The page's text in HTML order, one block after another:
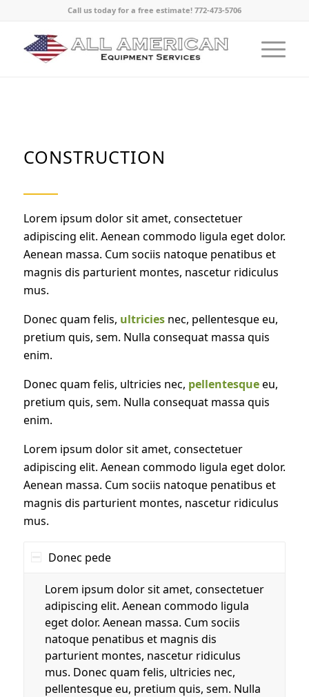
Call us today for a free estimate! 772-473-5706
CONSTRUCTION
Lorem ipsum dolor sit amet, consectetuer
adipiscing elit. Aenean commodo ligula eget dolor.
Aenean massa. Cum sociis natoque penatibus et
magnis dis parturient montes, nascetur ridiculus
mus.
Donec quam felis, ultriciesnec, pellentesque eu,
pretium quis, sem. Nulla consequat massa quis
enim.
Donec quam felis, ultricies nec, pellentesqueeu,
pretium quis, sem. Nulla consequat massa quis
enim.
Lorem ipsum dolor sit amet, consectetuer
adipiscing elit. Aenean commodo ligula eget dolor.
Aenean massa. Cum sociis natoque penatibus et
magnis dis parturient montes, nascetur ridiculus
mus.
Donec pede
Lorem ipsum dolor sit amet, consectetuer
adipiscing elit. Aenean commodo ligula
eget dolor. Aenean massa. Cum sociis
natoque penatibus et magnis dis
parturient montes, nascetur ridiculus
mus. Donec quam felis, ultricies nec,
pellentesque eu, pretium quis, sem. Nulla